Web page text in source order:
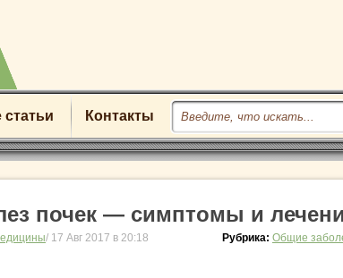
статьи Контакты
почек — симптомы и
/ 17 Авг 2017 в 20:18 Рубрика: Общие